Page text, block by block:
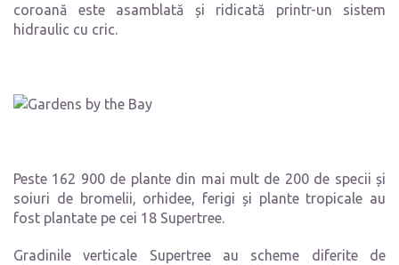
coroană este asamblată și ridicată printr-un sistem
hidraulic cu cric.
Peste 162 900 de plante din mai mult de 200 de specii și
soiuri de bromelii, orhidee, ferigi și plante tropicale au
fost plantate pe cei 18 Supertree.
Gradinile verticale Supertree au scheme diferite de